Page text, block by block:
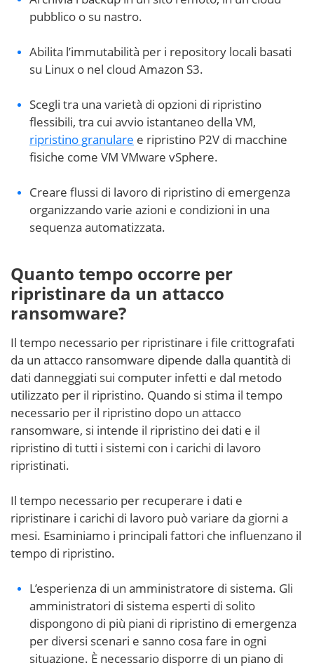
pubblico o su nastro.
Abilita l’immutabilità per i repository locali basati
su Linux o nel cloud Amazon S3.
Scegli tra una varietà di opzioni di ripristino
flessibili, tra cui avvio istantaneo della VM,
ripristino granulare e ripristino P2V di macchine
fisiche come VM VMware vSphere.
Creare flussi di lavoro di ripristino di emergenza
organizzando varie azioni e condizioni in una
sequenza automatizzata.
Quanto tempo occorre per
ripristinare da un attacco
ransomware?
Il tempo necessario per ripristinare i file crittografati
da un attacco ransomware dipende dalla quantità di
dati danneggiati sui computer infetti e dal metodo
utilizzato per il ripristino. Quando si stima il tempo
necessario per il ripristino dopo un attacco
ransomware, si intende il ripristino dei dati e il
ripristino di tutti i sistemi con i carichi di lavoro
ripristinati.
Il tempo necessario per recuperare i dati e
ripristinare i carichi di lavoro può variare da giorni a
mesi. Esaminiamo i principali fattori che influenzano il
tempo di ripristino.
L’esperienza di un amministratore di sistema. Gli
amministratori di sistema esperti di solito
dispongono di più piani di ripristino di emergenza
per diversi scenari e sanno cosa fare in ogni
situazione. È necessario disporre di un piano di